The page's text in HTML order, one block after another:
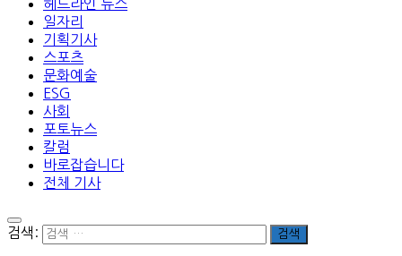
헤드라인 뉴스
일자리
기획기사
스포츠
문화예술
ESG
사회
포토뉴스
칼럼
바로잡습니다
전체 기사
검색: